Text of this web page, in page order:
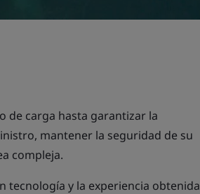
de carga hasta garantizar la
mantener la seguridad de su
compleja.
tecnología y la experiencia obtenida